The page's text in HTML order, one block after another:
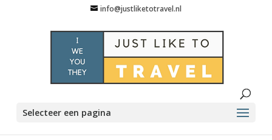
info@justliketotravel.nl
Selecteer een pagina